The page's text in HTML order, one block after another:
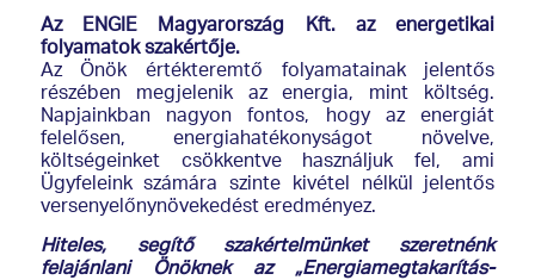
Az ENGIE Magyarország Kft. az energetikai
folyamatok szakértője.
Az Önök értékteremtő folyamatainak jelentős
részében megjelenik az energia, mint költség.
Napjainkban nagyon fontos, hogy az energiát
felelősen, energiahatékonyságot növelve,
költségeinket csökkentve használjuk fel, ami
Ügyfeleink számára szinte kivétel nélkül jelentős
versenyelőnynövekedést eredményez.
Hiteles, segítő szakértelmünket szeretnénk
felajánlani Önöknek az „Energiamegtakarítás-